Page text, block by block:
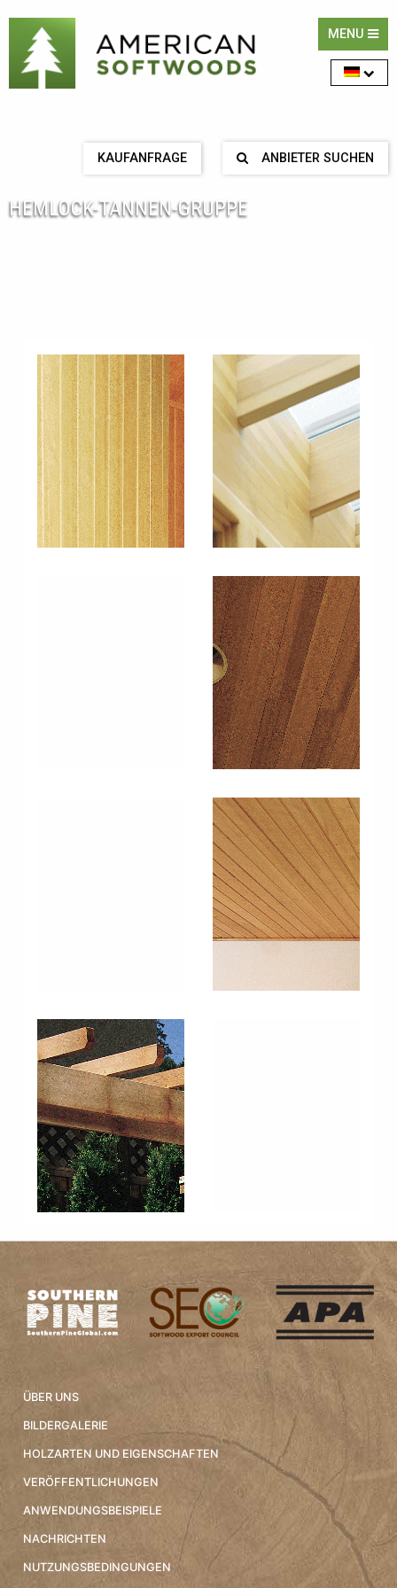
MENU
KAUFANFRAGE ANBIETER SUCHEN
HEMLOCK-TANNEN-GRUPPE
ÜBER UNS
BILDERGALERIE
HOLZARTEN UND EIGENSCHAFTEN
VERÖFFENTLICHUNGEN
ANWENDUNGSBEISPIELE
NACHRICHTEN
NUTZUNGSBEDINGUNGEN